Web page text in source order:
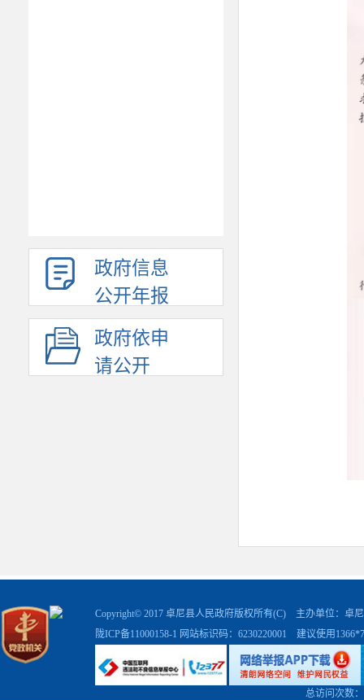
政府信息
公开年报
政府依申
请公开
Copyright© 2017 卓尼县人民政府版权所有(C) 主办单位：卓
陇ICP备11000158-1 网站标识码：6230220001 建议使用
总访问次数：